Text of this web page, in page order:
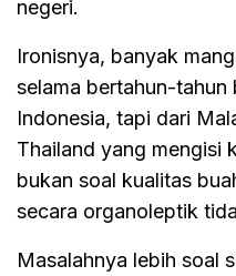
negeri.
Ironisnya, banyak
selama bertahun-tahun
Indonesia, tapi dari
Thailand yang mengisi
bukan soal kualitas
secara organoleptik
Masalahnya lebih soal